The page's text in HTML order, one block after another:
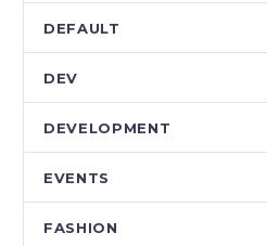
DEFAULT
DEV
DEVELOPMENT
EVENTS
FASHION